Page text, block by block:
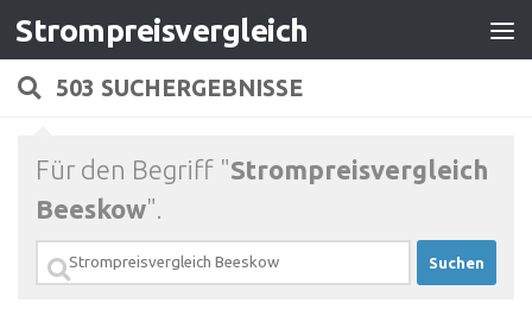
Zum Inhalt springen
Strompreisvergleich
503 SUCHERGEBNISSE
Für den Begriff "Strompreisvergleich
Beeskow".
Suchen